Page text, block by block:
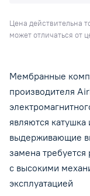
Цена действительна
может отличаться от
Мембранные
производителя
являются
выдерживающие
замена
с высокими
эксплуатацией